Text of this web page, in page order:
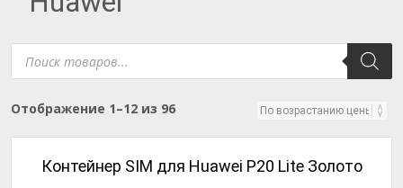
Поиск
товаров
Отображение 1–12 из 96Цены:
Контейнер SIM для Huawei P20 Lite Золото